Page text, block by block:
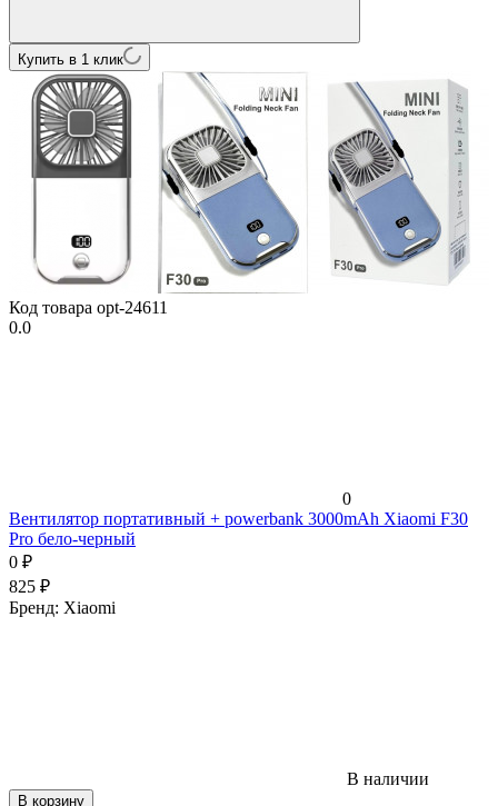
Купить в 1 клик
Код товара opt-24611
0.0
0
Вентилятор портативный + powerbank 3000mAh Xiaomi F30
Pro бело-черный
0 ₽
825 ₽
Бренд: Xiaomi
В наличии
В корзину